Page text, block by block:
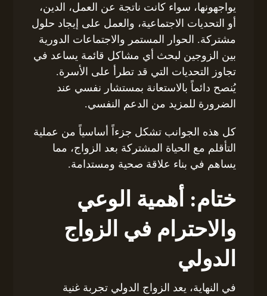
يواجهونها، سواء كانت ناتجة عن العمل، الدين،
أو التحديات الاجتماعية، والعمل على إيجاد حلول
مشتركة. الحوار المستمر والاجتماعات الدورية
بين الزوجين لبحث أي مشاكل قائمة يساعد في
تجاوز التحديات التي قد تطرأ على الأسرة.
يُنصح دائماً بالاستعانة بمستشار نفسي عند
الضرورة للمزيد من الدعم النفسي.
كل هذه الجوانب تشكل جزءاً أساسياً من عملية
التأقلم مع الحياة المشتركة بعد الزواج، مما
يساهم في بناء علاقة صحية ومستدامة.
ختام: أهمية الوعي
والاحترام في الزواج
الدولي
في النهاية، يعد الزواج الدولي تجربة غنية